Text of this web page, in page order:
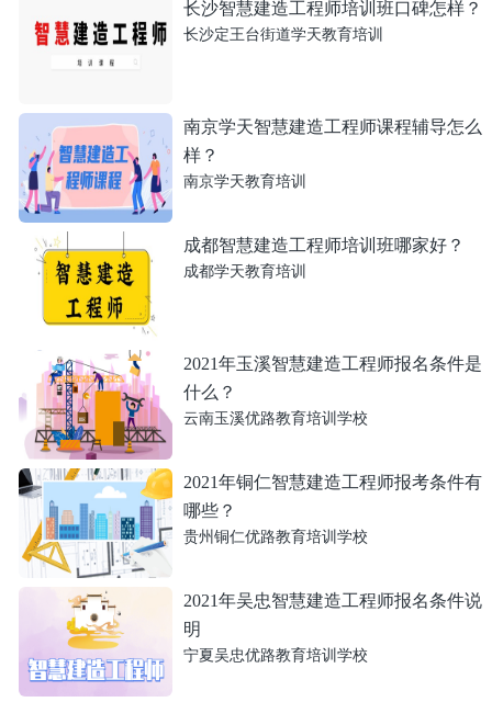
长沙智慧建造工程师培训班口碑怎样？
长沙定王台街道学天教育培训
南京学天智慧建造工程师课程辅导怎么
样？
南京学天教育培训
成都智慧建造工程师培训班哪家好？
成都学天教育培训
2021年玉溪智慧建造工程师报名条件是
什么？
云南玉溪优路教育培训学校
2021年铜仁智慧建造工程师报考条件有
哪些？
贵州铜仁优路教育培训学校
2021年吴忠智慧建造工程师报名条件说
明
宁夏吴忠优路教育培训学校